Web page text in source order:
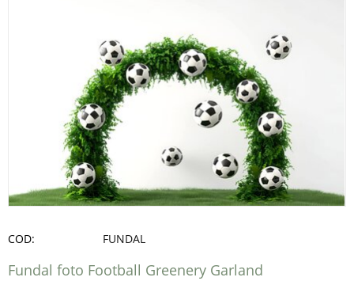
COD: FUNDAL
Fundal foto Football Greenery Garland